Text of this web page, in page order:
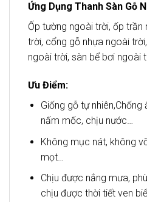
Ứng Dụng Thanh Sàn Gỗ
Ốp tường ngoài trời, ốp trần
trời, cổng gỗ nhựa ngoài
ngoài trời, sàn bể bơi ngoài
Ưu Điểm:
Giống gỗ tự
nấm mốc, chịu nước…
Không mục nát, không
mọt…
Chịu được nắng mưa,
chịu được thời tiết ven